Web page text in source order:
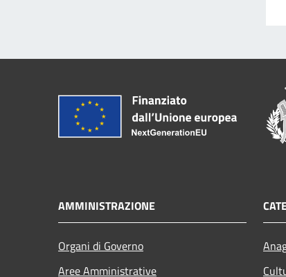
AMMINISTRAZIONE
Organi di Governo
Aree Amministrative